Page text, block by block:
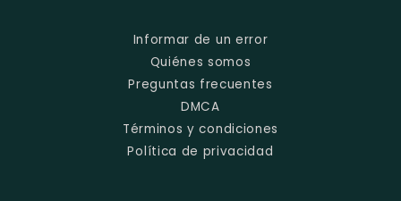
Informar de un error
Quiénes somos
Preguntas frecuentes
DMCA
Términos y condiciones
Política de privacidad